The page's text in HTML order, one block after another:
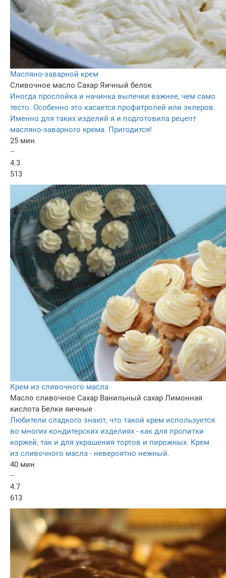
Масляно-заварной крем
Сливочное масло Сахар Яичный белок
Иногда прослойка и начинка выпечки важнее, чем само
тесто. Особенно это касается профитролей или эклеров.
Именно для таких изделий я и подготовила рецепт
масляно-заварного крема. Пригодится!
25 мин
–
4.3
513
Крем из сливочного масла
Масло сливочное Сахар Ванильный сахар Лимонная
кислота Белки яичные
Любители сладкого знают, что такой крем используется
во многих кондитерских изделиях - как для пропитки
коржей, так и для украшения тортов и пирожных. Крем
из сливочного масла - невероятно нежный.
40 мин
–
4.7
613